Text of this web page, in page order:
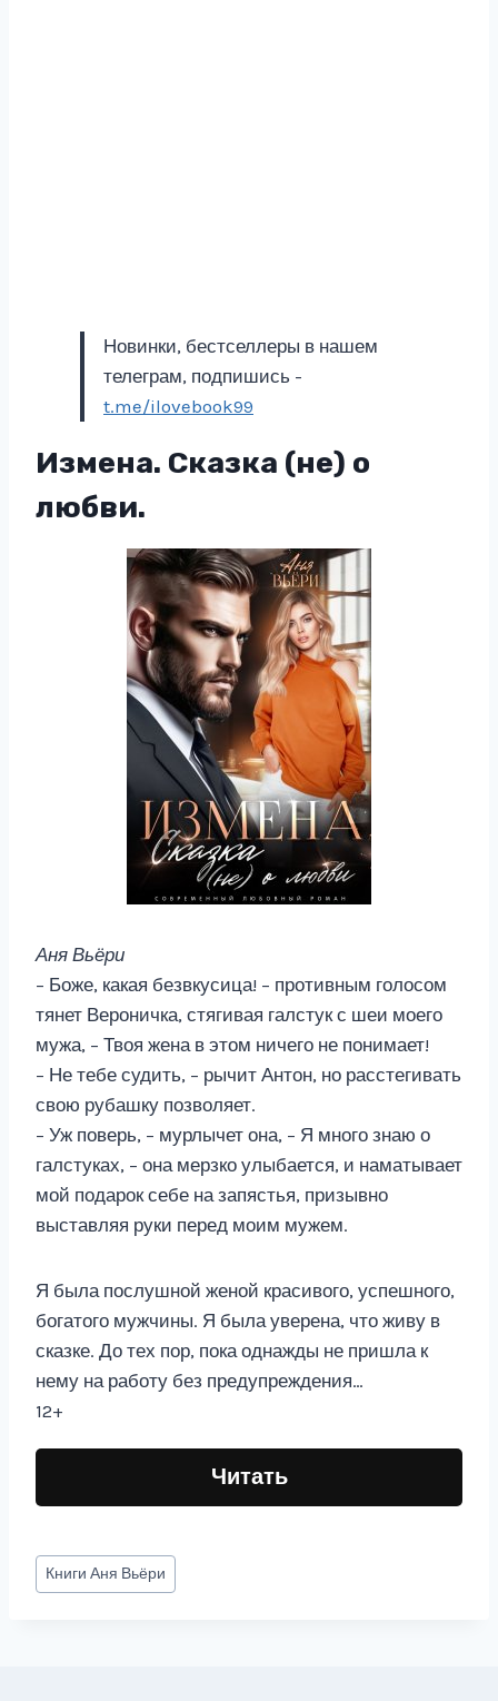
Новинки, бестселлеры в нашем
телеграм, подпишись -
t.me/ilovebook99
Измена. Сказка (не) о
любви.
Аня Вьёри
– Боже, какая безвкусица! – противным голосом
тянет Вероничка, стягивая галстук с шеи моего
мужа, – Твоя жена в этом ничего не понимает!
– Не тебе судить, – рычит Антон, но расстегивать
свою рубашку позволяет.
– Уж поверь, – мурлычет она, – Я много знаю о
галстуках, – она мерзко улыбается, и наматывает
мой подарок себе на запястья, призывно
выставляя руки перед моим мужем.
Я была послушной женой красивого, успешного,
богатого мужчины. Я была уверена, что живу в
сказке. До тех пор, пока однажды не пришла к
нему на работу без предупреждения…
12+
Читать
Метки
записи:
КнигиАня Вьёри